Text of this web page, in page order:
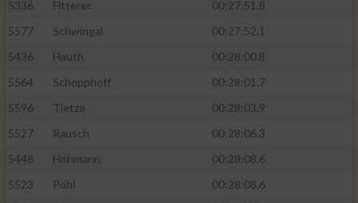
5336
Fitterer
00:27:51.8
5577
Schwingal
00:27:52.1
5436
Hauth
00:28:00.8
5564
Schopphoff
00:28:01.7
5596
Tietze
00:28:03.9
5527
Rausch
00:28:06.3
5448
Hohmann
00:28:08.6
5523
Pohl
00:28:08.6